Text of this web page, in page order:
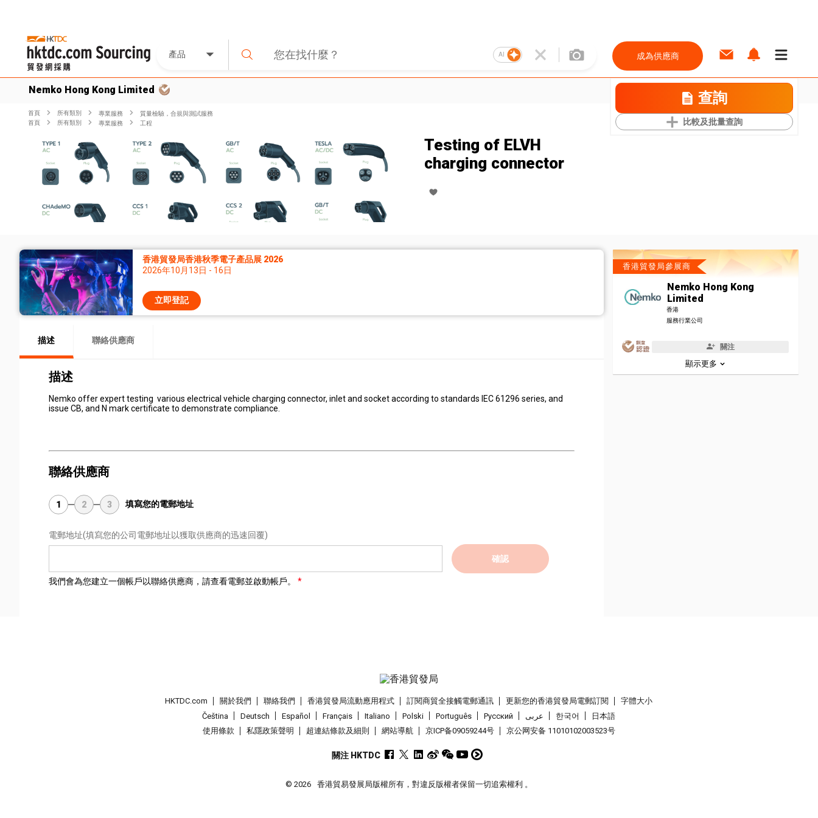
產品 AI 成為供應商
Nemko Hong Kong Limited 查詢
比較及批量查詢
首頁 所有類別 專業服務
質量檢驗，合規與測試服務
首頁
所有類別 專業服務 工程
Testing of ELVH
charging connector
香港貿發局香港秋季電子產品展 2026
2026年10月13日 - 16日
立即登記
描述 聯絡供應商
描述
Nemko offer expert testing various electrical vehicle charging connector, inlet and socket according to standards IEC 61296 series, and
issue CB, and N mark certificate to demonstrate compliance.
聯絡供應商
1 2 3 填寫您的電郵地址
電郵地址(填寫您的公司電郵地址以獲取供應商的迅速回覆)
確認
我們會為您建立一個帳戶以聯絡供應商，請查看電郵並啟動帳戶。
香港貿發局參展商
Nemko Hong Kong
Limited
香港
服務行業公司
關注
顯示更多
HKTDC.com 關於我們 聯絡我們 香港貿發局流動應用程式 訂閱商貿全接觸電郵通訊 更新您的香港貿發局電郵訂閱
字體大小
Čeština
Deutsch Español Français Italiano Polski Português Pусский عربى 한국어
日本語
使用條款
私隱政策聲明 超連結條款及細則 網站導航 京ICP备09059244号 京公网安备 11010102003523号
關注 HKTDC
© 2026 香港貿易發展局版權所有，對違反版權者保留一切追索權利 。